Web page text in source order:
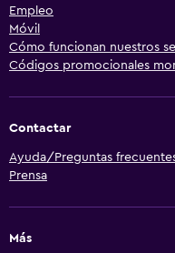
Empleo
Móvil
Cómo funcionan nuestros
Códigos promocionales
Contactar
Ayuda/Preguntas
Prensa
Más